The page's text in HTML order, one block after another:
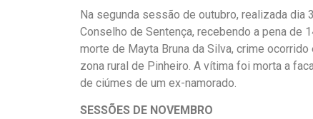
Na segunda sessão de outubro, realizada
Conselho de Sentença, recebendo a pena de
morte de Mayta Bruna da Silva, crime
zona rural de Pinheiro. A vítima foi morta a
de ciúmes de um ex-namorado.
SESSÕES DE NOVEMBRO